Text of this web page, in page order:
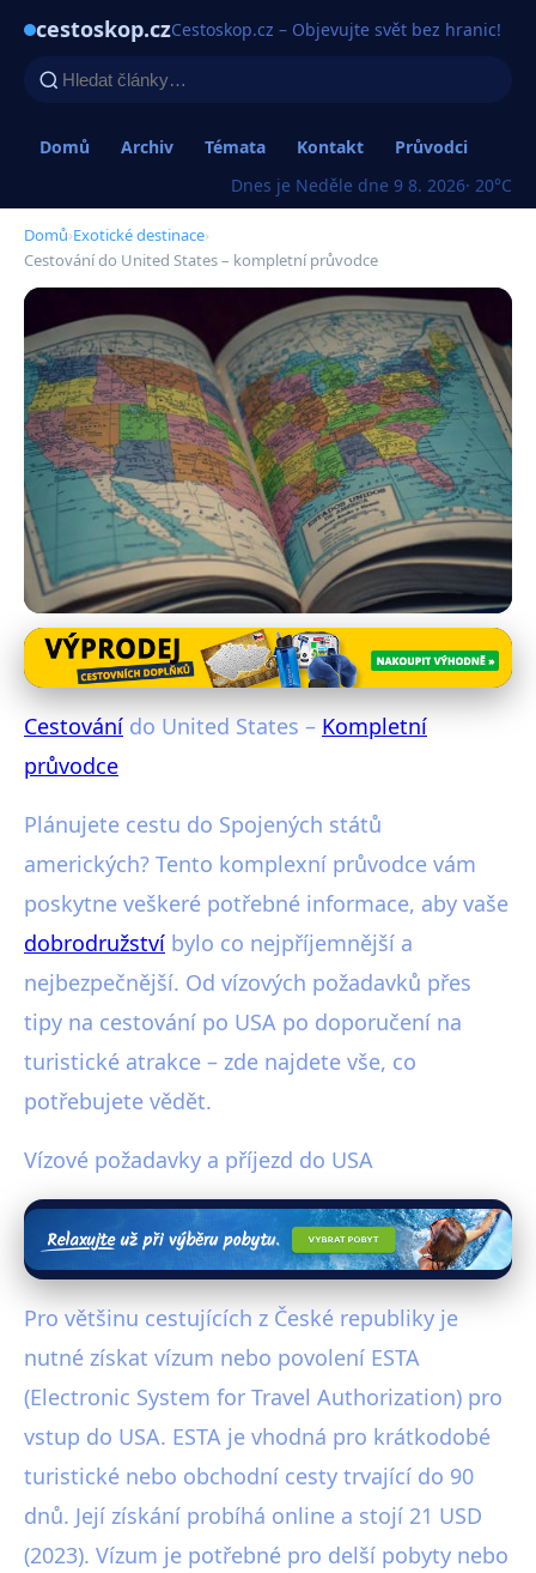
cestoskop.czCestoskop.cz – Objevujte svět bez hranic!
Domů Archiv Témata Kontakt
Průvodci
Dnes je Neděle dne 9 8. 2026· 20°C
Domů›Exotické destinace›
Cestování do United States – kompletní průvodce
Exotické destinace
Cestování do United States –
kompletní průvodce
Cestování do United States – Kompletní
průvodce
Plánujete cestu do Spojených států
amerických? Tento komplexní průvodce vám
poskytne veškeré potřebné informace, aby vaše
dobrodružství bylo co nejpříjemnější a
nejbezpečnější. Od vízových požadavků přes
tipy na cestování po USA po doporučení na
turistické atrakce – zde najdete vše, co
potřebujete vědět.
Vízové požadavky a příjezd do USA
Pro většinu cestujících z České republiky je
nutné získat vízum nebo povolení ESTA
(Electronic System for Travel Authorization) pro
vstup do USA. ESTA je vhodná pro krátkodobé
turistické nebo obchodní cesty trvající do 90
dnů. Její získání probíhá online a stojí 21 USD
(2023). Vízum je potřebné pro delší pobyty nebo